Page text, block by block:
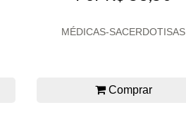
MÉDICAS-SACERDOTISAS
Comprar